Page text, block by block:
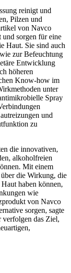
reinigt und
Pilzen und
von Navco
sorgen für eine
Haut. Sie sind auch
zur Befeuchtung
Entwicklung
höheren
Know-how im
unter
Spray
und
zu
die innovativen,
alkoholfreien
Mit einem
die Wirkung, die
haben können,
wie
von Navco
sorgen, sagte
das Ziel,